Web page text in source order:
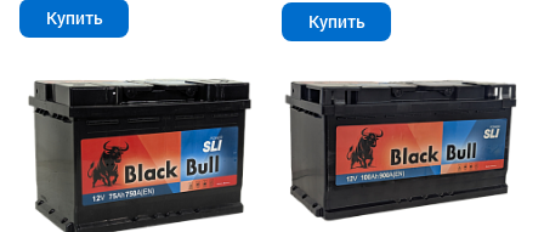
Купить Купить